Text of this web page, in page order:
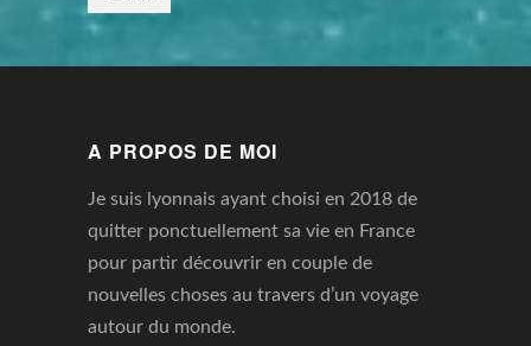
A PROPOS DE MOI
Je suis lyonnais ayant choisi en 2018 de
quitter ponctuellement sa vie en France
pour partir découvrir en couple de
nouvelles choses au travers d’un voyage
autour du monde.